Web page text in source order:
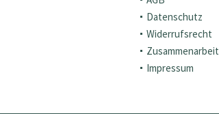
Datenschutz
Widerrufsrecht
Zusammenarbeit
Impressum